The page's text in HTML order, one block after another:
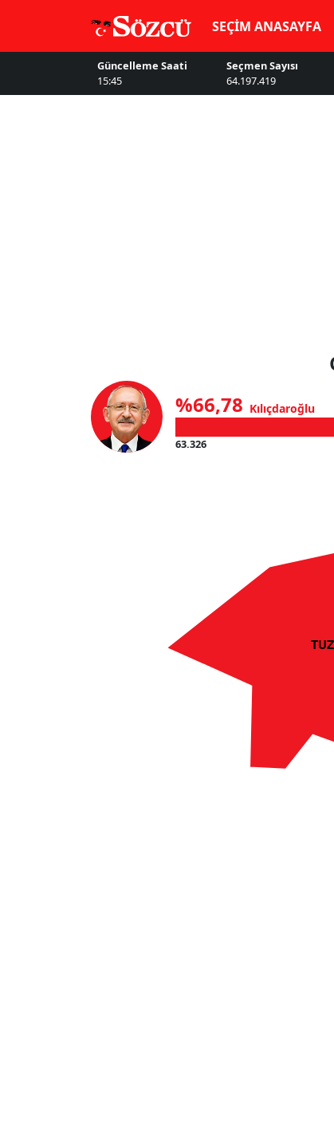
SEÇİM ANASAYFA
Güncelleme Saati
15:45
Seçmen Sayısı
64.197.419
%66,78 Kılıçdaroğlu
63.326
TUZ